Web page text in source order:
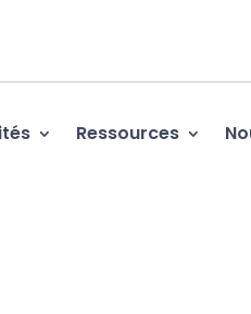
Ressources